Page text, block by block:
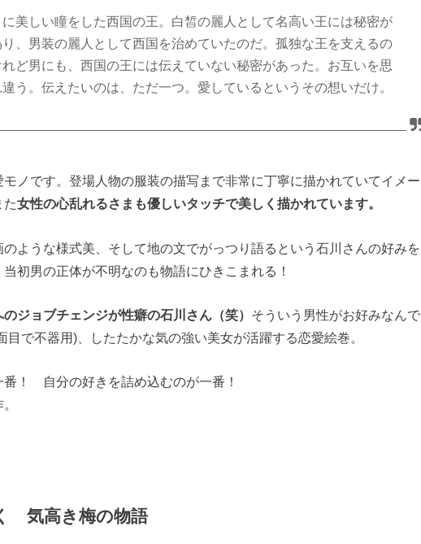
美しい瞳をした西国の王。白皙の麗人として名高い王には秘密が
、男装の麗人として西国を治めていたのだ。孤独な王を支えるの
ど男にも、西国の王には伝えていない秘密があった。お互いを思
う。伝えたいのは、ただ一つ。愛しているというその想いだけ。
ノです。登場人物の服装の描写まで非常に丁寧に描かれていてイメー
た女性の心乱れるさまも優しいタッチで美しく描かれています。
ような様式美、そして地の文でがっつり語るという石川さんの好みを
初男の正体が不明なのも物語にひきこまれる！
ジョブチェンジが性癖の石川さん（笑） そういう男性がお好みなんで
で不器用)、したたかな気の強い美女が活躍する恋愛絵巻。
！ 自分の好きを詰め込むのが一番！
気高き梅の物語